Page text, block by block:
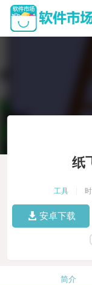
纸
工具
安卓下载
简介